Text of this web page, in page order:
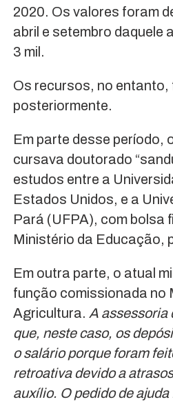
2020. Os valores foram
abril e setembro daquele
3 mil.
Os recursos, no entanto,
posteriormente.
Em parte desse período,
cursava doutorado
estudos entre a
Estados Unidos, e a
Pará (UFPA), com bolsa
Ministério da Educação,
Em outra parte, o atual
função comissionada no
Agricultura. A assessoria
que, neste caso, os
o salário porque foram
retroativa devido a
auxílio. O pedido de